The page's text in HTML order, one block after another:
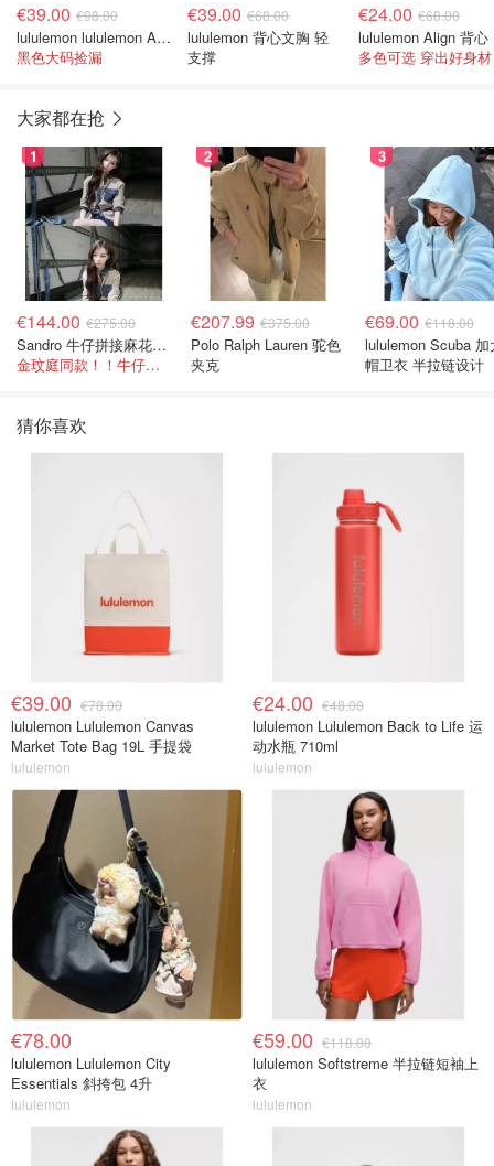
€39.00 €98.00
lululemon lululemon Align 高腰罗纹九分裤
黑色大码捡漏
€39.00 €68.00
lululemon 背心文胸 轻
支撑
€24.00 €68.00
多色可选 穿出好身
大家都在抢
1
€144.00 €275.00
Sandro 牛仔拼接麻花针织夹克
金玟庭同款！！牛仔拼接超有层次感
2
€207.99 €375.00
Polo Ralph Lauren 驼色
夹克
3
€69.00 €118.00
lululemon Scuba 加
帽卫衣 半拉链设计
猜你喜欢
€39.00 €78.00
lululemon Lululemon Canvas
Market Tote Bag 19L 手提袋
lululemon
€24.00 €48.00
lululemon Lululemon Back to Life 运
动水瓶 710ml
lululemon
€78.00
lululemon Lululemon City
Essentials 斜挎包 4升
lululemon
€59.00 €118.00
lululemon Softstreme 半拉链短袖上
衣
lululemon